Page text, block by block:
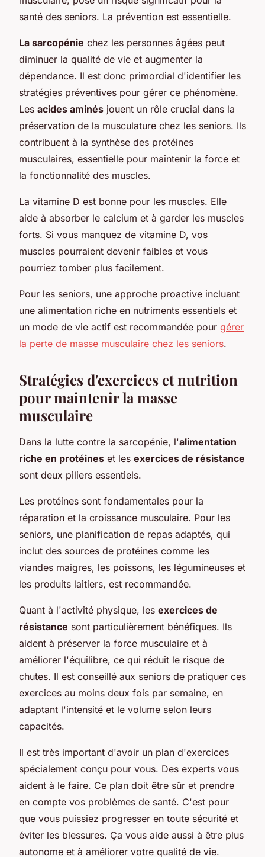
santé des seniors. La prévention est essentielle.
La sarcopénie chez les personnes âgées peut
diminuer la qualité de vie et augmenter la
dépendance. Il est donc primordial d'identifier les
stratégies préventives pour gérer ce phénomène.
Les acides aminés jouent un rôle crucial dans la
préservation de la musculature chez les seniors. Ils
contribuent à la synthèse des protéines
musculaires, essentielle pour maintenir la force et
la fonctionnalité des muscles.
La vitamine D est bonne pour les muscles. Elle
aide à absorber le calcium et à garder les muscles
forts. Si vous manquez de vitamine D, vos
muscles pourraient devenir faibles et vous
pourriez tomber plus facilement.
Pour les seniors, une approche proactive incluant
une alimentation riche en nutriments essentiels et
un mode de vie actif est recommandée pour gérer
la perte de masse musculaire chez les seniors.
Stratégies d'exercices et nutrition
pour maintenir la masse
musculaire
Dans la lutte contre la sarcopénie, l'alimentation
riche en protéines et les exercices de résistance
sont deux piliers essentiels.
Les protéines sont fondamentales pour la
réparation et la croissance musculaire. Pour les
seniors, une planification de repas adaptés, qui
inclut des sources de protéines comme les
viandes maigres, les poissons, les légumineuses et
les produits laitiers, est recommandée.
Quant à l'activité physique, les exercices de
résistance sont particulièrement bénéfiques. Ils
aident à préserver la force musculaire et à
améliorer l'équilibre, ce qui réduit le risque de
chutes. Il est conseillé aux seniors de pratiquer ces
exercices au moins deux fois par semaine, en
adaptant l'intensité et le volume selon leurs
capacités.
Il est très important d'avoir un plan d'exercices
spécialement conçu pour vous. Des experts vous
aident à le faire. Ce plan doit être sûr et prendre
en compte vos problèmes de santé. C'est pour
que vous puissiez progresser en toute sécurité et
éviter les blessures. Ça vous aide aussi à être plus
autonome et à améliorer votre qualité de vie.